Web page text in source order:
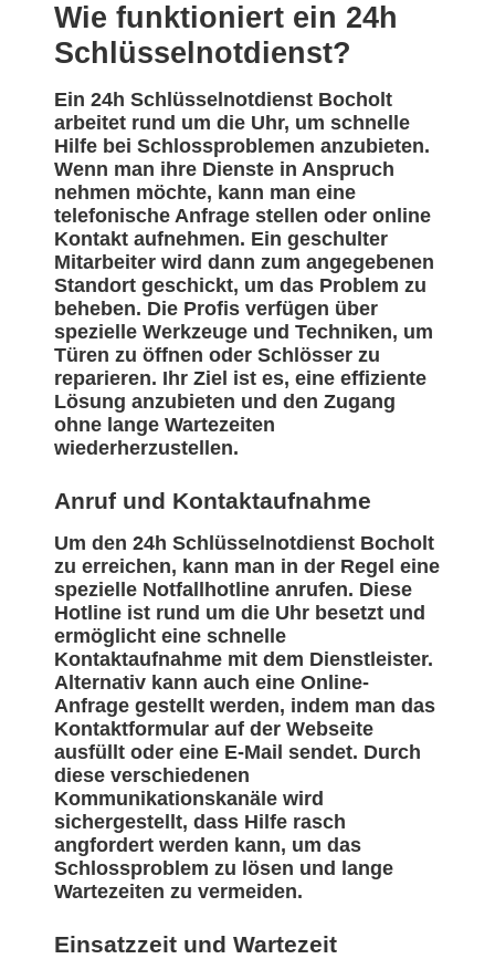
Wie funktioniert ein 24h
Schlüsselnotdienst?
Ein 24h Schlüsselnotdienst Bocholt
arbeitet rund um die Uhr, um schnelle
Hilfe bei Schlossproblemen anzubieten.
Wenn man ihre Dienste in Anspruch
nehmen möchte, kann man eine
telefonische Anfrage stellen oder online
Kontakt aufnehmen. Ein geschulter
Mitarbeiter wird dann zum angegebenen
Standort geschickt, um das Problem zu
beheben. Die Profis verfügen über
spezielle Werkzeuge und Techniken, um
Türen zu öffnen oder Schlösser zu
reparieren. Ihr Ziel ist es, eine effiziente
Lösung anzubieten und den Zugang
ohne lange Wartezeiten
wiederherzustellen.
Anruf und Kontaktaufnahme
Um den 24h Schlüsselnotdienst Bocholt
zu erreichen, kann man in der Regel eine
spezielle Notfallhotline anrufen. Diese
Hotline ist rund um die Uhr besetzt und
ermöglicht eine schnelle
Kontaktaufnahme mit dem Dienstleister.
Alternativ kann auch eine Online-
Anfrage gestellt werden, indem man das
Kontaktformular auf der Webseite
ausfüllt oder eine E-Mail sendet. Durch
diese verschiedenen
Kommunikationskanäle wird
sichergestellt, dass Hilfe rasch
angfordert werden kann, um das
Schlossproblem zu lösen und lange
Wartezeiten zu vermeiden.
Einsatzzeit und Wartezeit